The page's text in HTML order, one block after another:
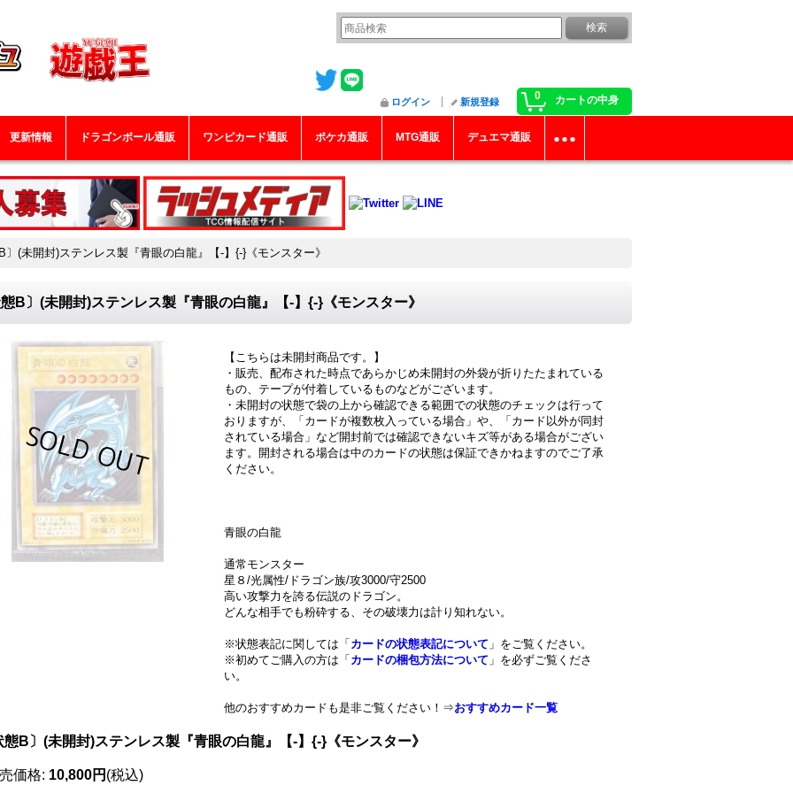
0 カートの中身
ログイン 新規登録
更新情報 ドラゴンボール通販 ワンピカード通販 ポケカ通販 MTG通販 デュエマ通販
〕(未開封)ステンレス製『青眼の白龍』【-】{-}《モンスター》
B〕(未開封)ステンレス製『青眼の白龍』【-】{-}《モンスター》
【こちらは未開封商品です。】
・販売、配布された時点であらかじめ未開封の外袋が折りたたまれている
もの、テープが付着しているものなどがございます。
・未開封の状態で袋の上から確認できる範囲での状態のチェックは行って
おりますが、「カードが複数枚入っている場合」や、「カード以外が同封
されている場合」など開封前では確認できないキズ等がある場合がござい
ます。開封される場合は中のカードの状態は保証できかねますのでご了承
ください。
青眼の白龍
通常モンスター
星８/光属性/ドラゴン族/攻3000/守2500
高い攻撃力を誇る伝説のドラゴン。
どんな相手でも粉砕する、その破壊力は計り知れない。
※状態表記に関しては「 カードの状態表記について 」をご覧ください。
※初めてご購入の方は「 カードの梱包方法について 」を必ずご覧くださ
い。
他のおすすめカードも是非ご覧ください！⇒おすすめカード一覧
態B〕(未開封)ステンレス製『青眼の白龍』【-】{-}《モンスター》
価格: 10,800円 (税込)